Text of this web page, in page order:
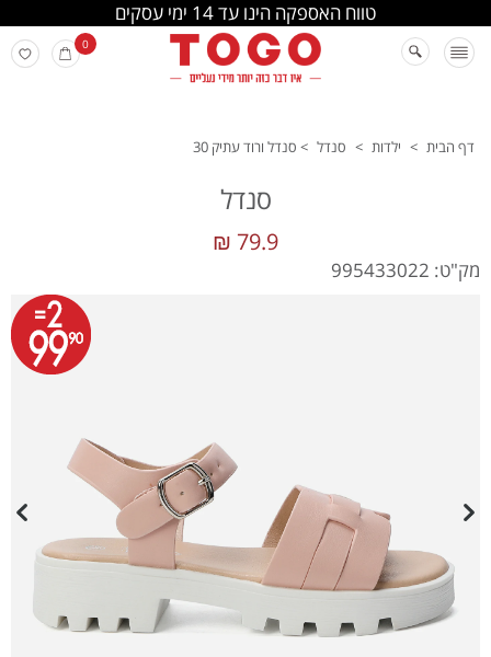
החלפה והחזרה מתבצעת בסניפי הרשת
0
דף הבית > ילדות > סנדל > סנדל ורוד עתיק 30
סנדל
79.9 ₪
מק"ט: 995433022